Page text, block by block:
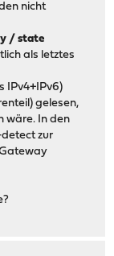
nicht
/ state
als letztes
IPv4+IPv6)
gelesen,
wäre. In den
zur